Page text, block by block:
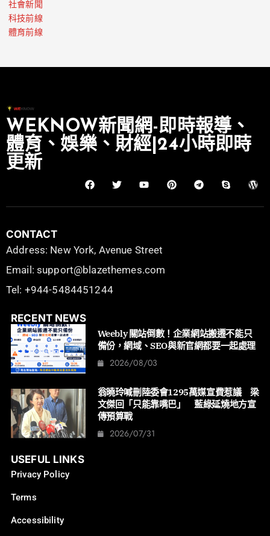
社會新聞
科技前線
體育前線
WEKNOW新聞網-即時報導、
體育、娛樂、財經|24小時即時
更新
CONTACT
Address: New York, Avenue Street
Email: support@blazethemes.com
Tel: +944-5484451244
RECENT NEWS
Weebly 關站倒數！企業網站搬遷不能只
備份，網域、SEO與新官網都要一起處理
2026/08/03
翁曉玲喊刪陸委會1295萬媒宣費惹議 梁
文傑回「只能靠嘴巴」 藍綠延燒地方宣
傳預算戰
2026/07/31
USEFUL LINKS
Privacy Policy
Terms
Accessibility